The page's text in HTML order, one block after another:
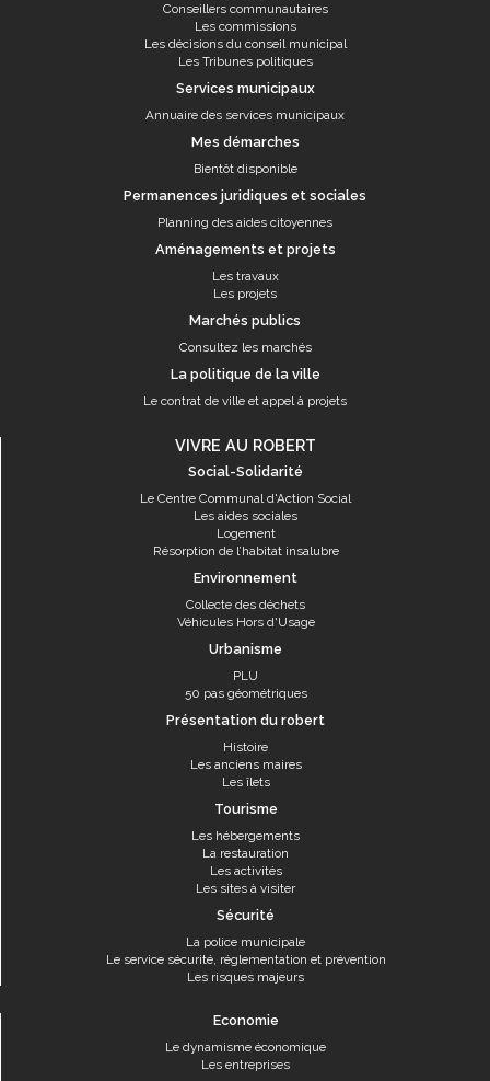
Conseillers communautaires
Les commissions
Les décisions du conseil municipal
Les Tribunes politiques
Services municipaux
Annuaire des services municipaux
Mes démarches
Bientôt disponible
Permanences juridiques et sociales
Planning des aides citoyennes
Aménagements et projets
Les travaux
Les projets
Marchés publics
Consultez les marchés
La politique de la ville
Le contrat de ville et appel à projets
VIVRE AU ROBERT
Social-Solidarité
Le Centre Communal d'Action Social
Les aides sociales
Logement
Résorption de l’habitat insalubre
Environnement
Collecte des déchets
Véhicules Hors d'Usage
Urbanisme
PLU
50 pas géométriques
Présentation du robert
Histoire
Les anciens maires
Les îlets
Tourisme
Les hébergements
La restauration
Les activités
Les sites à visiter
Sécurité
La police municipale
Le service sécurité, réglementation et prévention
Les risques majeurs
Economie
Le dynamisme économique
Les entreprises